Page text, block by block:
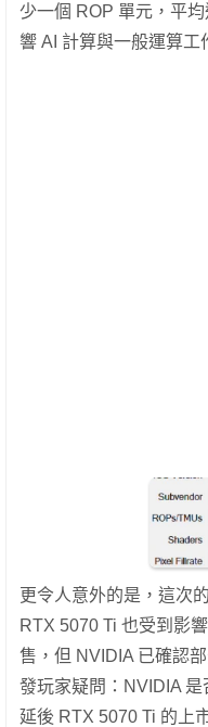
少一個 ROP 單元，平
響 AI 計算與一般運算工
更令人意外的是，這次
RTX 5070 Ti 也受到影
售，但 NVIDIA 已確認
發玩家疑問：NVIDIA
延後 RTX 5070 Ti 的上